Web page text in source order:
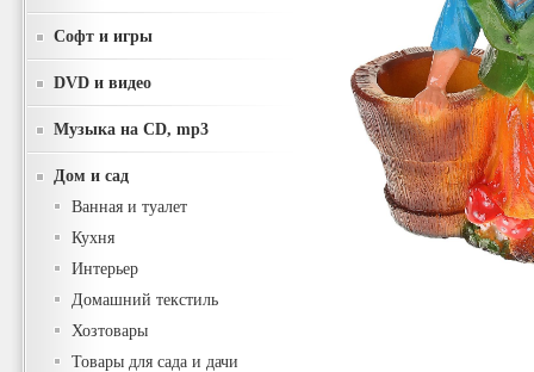
Софт и игры
DVD и видео
Музыка на CD, mp3
Дом и сад
Ванная и туалет
Кухня
Интерьер
Домашний текстиль
Хозтовары
Товары для сада и дачи